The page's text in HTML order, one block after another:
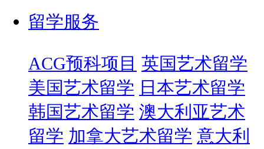
留学服务
ACG预科项目 英国艺术留学
美国艺术留学 日本艺术留学
韩国艺术留学 澳大利亚艺术
留学 加拿大艺术留学 意大利